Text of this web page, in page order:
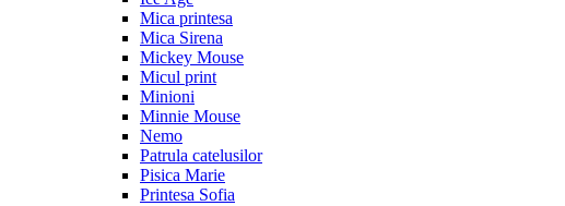
Mica printesa
Mica Sirena
Mickey Mouse
Micul print
Minioni
Minnie Mouse
Nemo
Patrula catelusilor
Pisica Marie
Printesa Sofia